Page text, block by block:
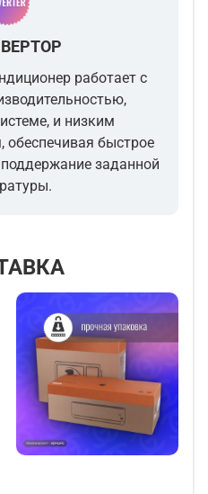
работает с
и низким
обеспечивая быстрое
заданной